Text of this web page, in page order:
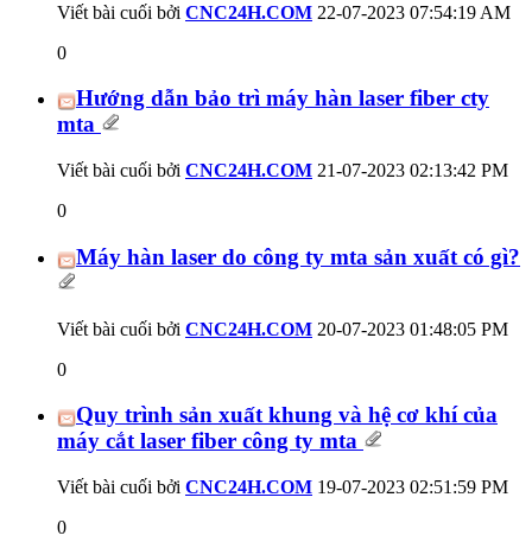
Viết bài cuối bởi CNC24H.COM 22-07-2023 07:54:19 AM
0
Hướng dẫn bảo trì máy hàn laser fiber cty
mta
Viết bài cuối bởi CNC24H.COM 21-07-2023 02:13:42 PM
0
Máy hàn laser do công ty mta sản xuất có gì?
Viết bài cuối bởi CNC24H.COM 20-07-2023 01:48:05 PM
0
Quy trình sản xuất khung và hệ cơ khí của
máy cắt laser fiber công ty mta
Viết bài cuối bởi CNC24H.COM 19-07-2023 02:51:59 PM
0